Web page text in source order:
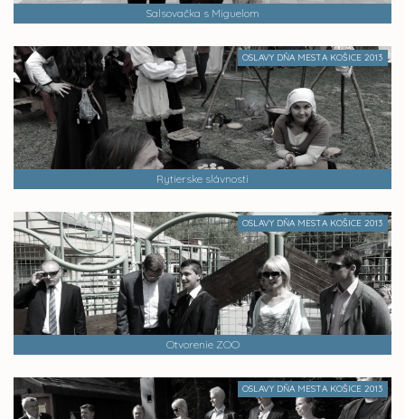
Salsovačka s Miguelom
OSLAVY DŇA MESTA KOŠICE 2013
Rytierske slávnosti
OSLAVY DŇA MESTA KOŠICE 2013
Otvorenie ZOO
OSLAVY DŇA MESTA KOŠICE 2013